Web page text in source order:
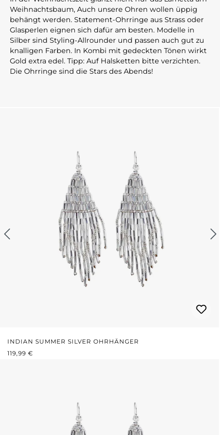
Weihnachtsbaum, Auch unsere Ohren wollen üppig
behängt werden. Statement-Ohrringe aus Strass oder
Glasperlen eignen sich dafür am besten. Modelle in
Silber sind Styling-Allrounder und passen auch gut zu
knalligen Farben. In Kombi mit gedeckten Tönen wirkt
Gold extra edel. Tipp: Auf Halsketten bitte verzichten.
Die Ohrringe sind die Stars des Abends!
INDIAN SUMMER SILVER OHRHÄNGER
REGULÄRER PREIS:
119,99 €